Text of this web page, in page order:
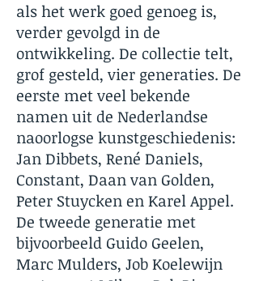
als het werk goed genoeg is,
verder gevolgd in de
ontwikkeling. De collectie telt,
grof gesteld, vier generaties. De
eerste met veel bekende
namen uit de Nederlandse
naoorlogse kunstgeschiedenis:
Jan Dibbets, René Daniels,
Constant, Daan van Golden,
Peter Stuycken en Karel Appel.
De tweede generatie met
bijvoorbeeld Guido Geelen,
Marc Mulders, Job Koelewijn